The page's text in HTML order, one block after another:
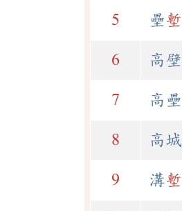
5 壘塹
6 高
7 高
8 高
9 溝塹